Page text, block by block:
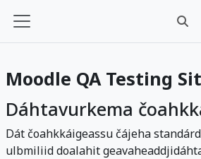
Sidepanel
Moodle QA Testing
Dáhtavurkema
Dát čoahkkáigeassu čájeha
ulbmiliid doalahit